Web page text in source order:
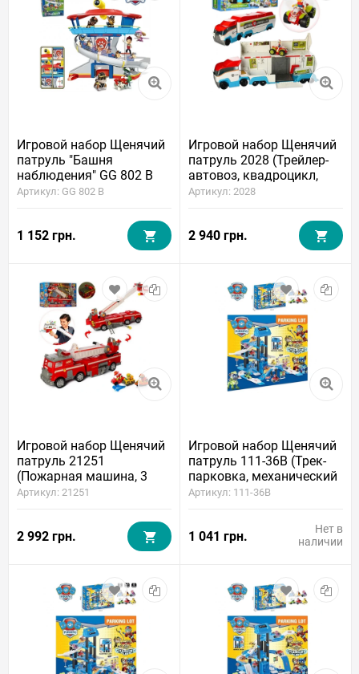
Игровой набор Щенячий
патруль "Башня
наблюдения" GG 802 B
Артикул: GG 802 B
1 152 грн.
Игровой набор Щенячий
патруль 2028 (Трейлер-
автовоз, квадроцикл,
Райдер, свет, звук)
Артикул: 2028
2 940 грн.
Игровой набор Щенячий
патруль 21251
(Пожарная машина, 3
героя, свет, звук)
Артикул: 21251
2 992 грн.
Игровой набор Щенячий
патруль 111-36B (Трек-
парковка, механический
подъемник, 2 щенка, 2
Артикул: 111-36B
1 041 грн.
Нет в
наличии